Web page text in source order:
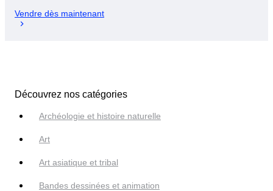
Vendre dès maintenant
Découvrez nos catégories
Archéologie et histoire naturelle
Art
Art asiatique et tribal
Bandes dessinées et animation